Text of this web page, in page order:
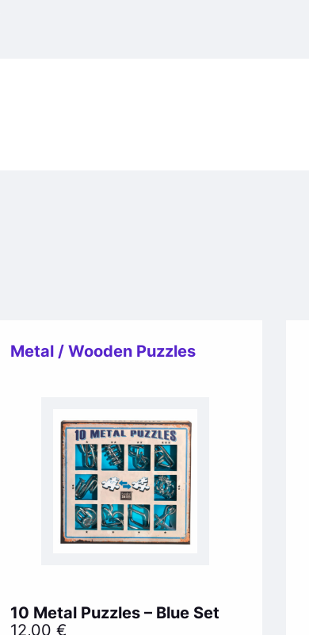
Metal / Wooden Puzzles
10 Metal Puzzles – Blue Set
12,00€